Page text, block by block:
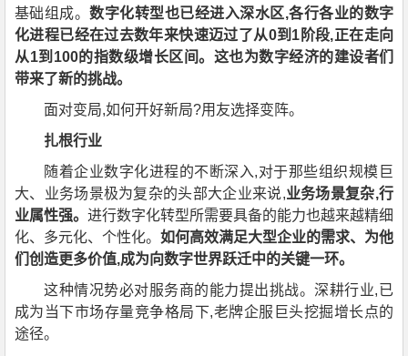
基础组成。数字化转型也已经进入深水区,各行各业的数字
化进程已经在过去数年来快速迈过了从0到1阶段,正在走向
从1到100的指数级增长区间。这也为数字经济的建设者们
带来了新的挑战。
面对变局,如何开好新局?用友选择变阵。
扎根行业
随着企业数字化进程的不断深入,对于那些组织规模巨
大、业务场景极为复杂的头部大企业来说,业务场景复杂,行
业属性强。 进行数字化转型所需要具备的能力也越来越精细
化、多元化、个性化。 如何高效满足大型企业的需求、为他
们创造更多价值,成为向数字世界跃迁中的关键一环。
这种情况势必对服务商的能力提出挑战。深耕行业,已
成为当下市场存量竞争格局下,老牌企服巨头挖掘增长点的
途径。